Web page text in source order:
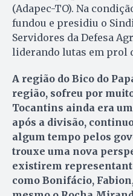
(Adapec-TO). Na
fundou e presidiu o
Servidores da Defesa
liderando lutas em prol
A região do Bico do
região, sofreu por
Tocantins ainda era
após a divisão,
algum tempo pelos
trouxe uma nova
existirem
como Bonifácio,